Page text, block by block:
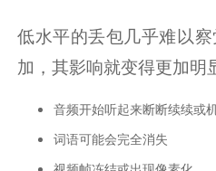
低水平的丢包几乎难以
加，其影响就变得更加明
音频开始听起来断断续续或机
词语可能会完全消失